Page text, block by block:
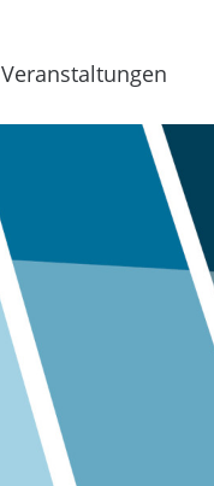
Veranstaltungen